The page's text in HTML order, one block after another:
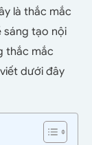
là thắc mắc
sáng tạo nội
thắc mắc
dưới đây